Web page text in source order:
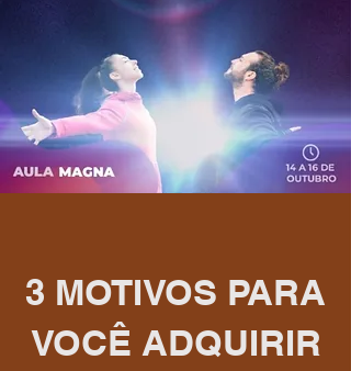
3 MOTIVOS PARA
VOCÊ ADQUIRIR